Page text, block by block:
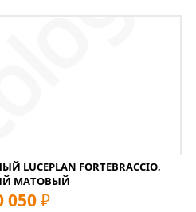
FORTEBRACCIO,
МАТОВЫЙ
050 руб